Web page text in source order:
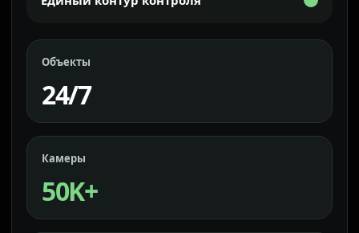
Объекты
24/7
Камеры
50K+